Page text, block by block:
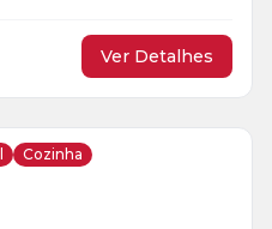
Ver Detalhes
Cozinha